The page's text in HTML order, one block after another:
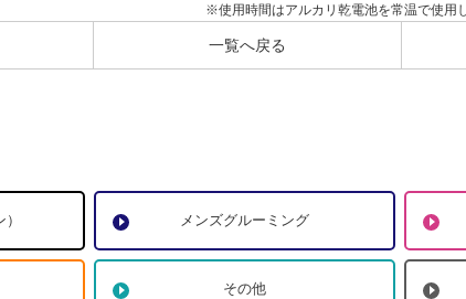
※使用時間はアルカリ乾電池を常温で使用
一覧へ戻る
メンズグルーミング
その他